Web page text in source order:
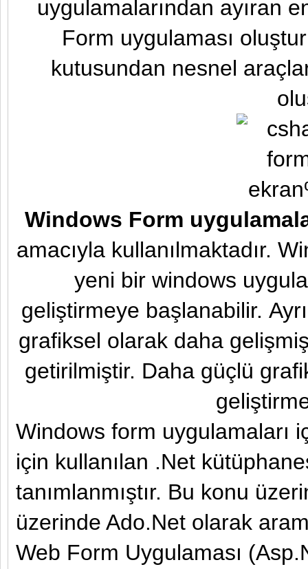
uygulamalarından ayıran
Form uygulaması
kutusundan nesnel
Windows Form
amacıyla kullanılmaktadır.
yeni bir windows
geliştirmeye başlanabilir.
grafiksel olarak daha
getirilmiştir. Daha güçlü
Windows form uygulamaları
için kullanılan .Net
tanımlanmıştır. Bu konu
üzerinde Ado.Net olarak
Web Form Uygulaması